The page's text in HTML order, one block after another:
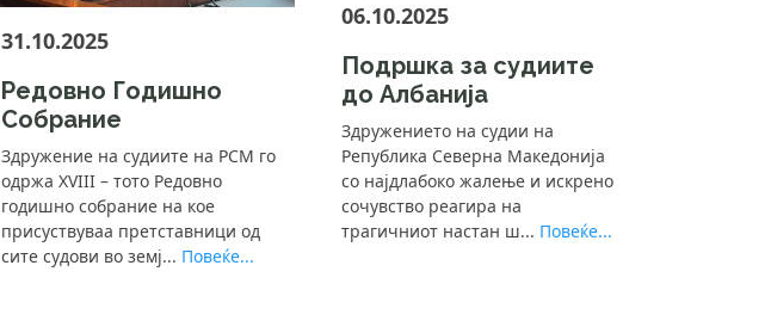
31.10.2025
Редовно Годишно
Собрание
Здружение на судиите на РСМ го
одржа XVIII – тото Редовно
годишно собрание на кое
присуствуваа претставници од
сите судови во земј... Повеќе...
06.10.2025
Подршка за судиите
до Албанија
Здружението на судии на
Република Северна Македонија
со најдлабоко жалење и искрено
сочувство реагира на
трагичниот настан ш... Повеќе...